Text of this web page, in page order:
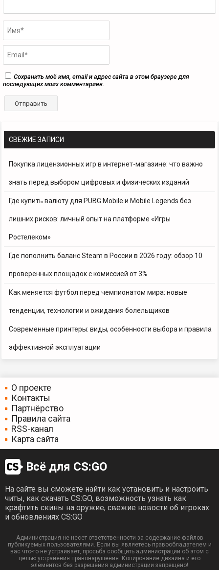
СВЕЖИЕ ЗАПИСИ
Покупка лицензионных игр в интернет-магазине: что важно
знать перед выбором цифровых и физических изданий
Где купить валюту для PUBG Mobile и Mobile Legends без
лишних рисков: личный опыт на платформе «Игры
Ростелеком»
Где пополнить баланс Steam в России в 2026 году: обзор 10
проверенных площадок с комиссией от 3%
Как меняется футбол перед чемпионатом мира: новые
тенденции, технологии и ожидания болельщиков
Современные принтеры: виды, особенности выбора и правила
эффективной эксплуатации
Сохранить моё имя, email и адрес сайта в этом браузере для
последующих моих комментариев.
О проекте
Контакты
Партнёрство
Правила сайта
RSS-канал
Карта сайта
Всё для CS:GO
На сайте вы сможете найти как установить и настроить
читы, как скачать CS:GO, возможность узнать как
крафтить скины на оружие, свежие новости об игроках
и обновлениях CS:GO
Администрация не несет ответственности за содержание файлов
публикуемых пользователями. Если вы являетесь правообладателем и
вас что-то не устраивает, просьба сообщить администрации об этом с
целью устранения правонарушения. Копирование дизайна и его
элементов без разрешения администрации запрещено!